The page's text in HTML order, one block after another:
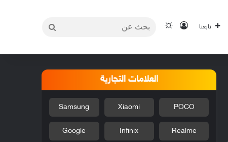
تابعنا تسجيل الدخول
الوضع المظلم
العلامات التجارية
POCO
Xiaomi
Samsung
Realme
Infinix
Google